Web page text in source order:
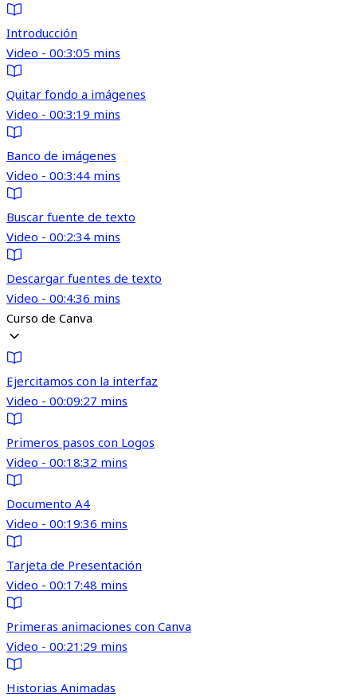
Introducción
Video - 00:3:05 mins
Quitar fondo a imágenes
Video - 00:3:19 mins
Banco de imágenes
Video - 00:3:44 mins
Buscar fuente de texto
Video - 00:2:34 mins
Descargar fuentes de texto
Video - 00:4:36 mins
Curso de Canva
Ejercitamos con la interfaz
Video - 00:09:27 mins
Primeros pasos con Logos
Video - 00:18:32 mins
Documento A4
Video - 00:19:36 mins
Tarjeta de Presentación
Video - 00:17:48 mins
Primeras animaciones con Canva
Video - 00:21:29 mins
Historias Animadas